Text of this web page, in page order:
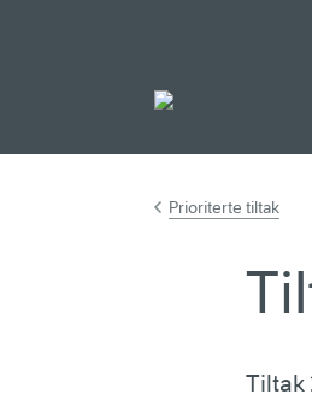
Prioriterte tiltak
Tiltak